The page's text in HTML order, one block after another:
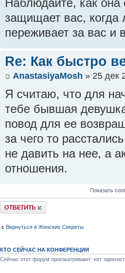
Наблюдайте, как она
защищает вас, когда
переживает за вас и
Re: Как быстро
AnastasiyaMosh » 25 дек
Я считаю, что для
тебе бывшая
повод для ее
за чего то
не давить на нее, а
отношения.
Показать
Ответить
Вернуться в Женские Секреты
КТО СЕЙЧАС НА КОНФЕРЕНЦИИ
Сейчас этот форум просматривают: нет